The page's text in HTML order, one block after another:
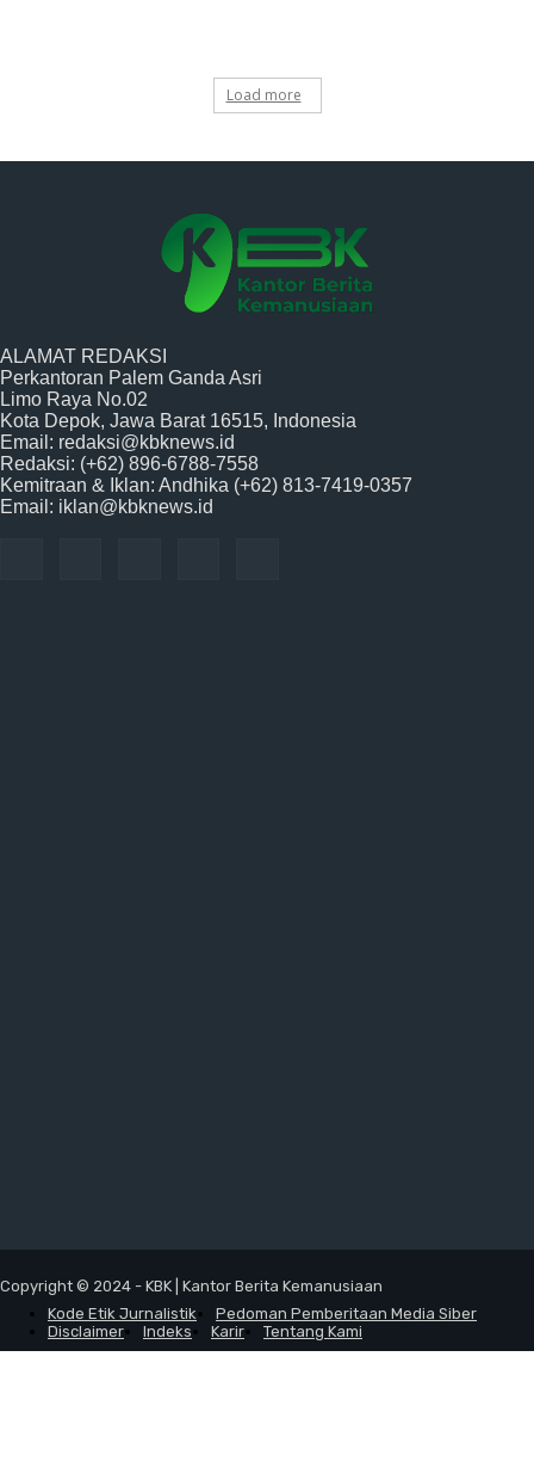
Load more
ALAMAT REDAKSI
Perkantoran Palem Ganda Asri
Limo Raya No.02
Kota Depok, Jawa Barat 16515, Indonesia
Email: redaksi@kbknews.id
Redaksi: (+62) 896-6788-7558
Kemitraan & Iklan: Andhika (+62) 813-7419-0357
Email: iklan@kbknews.id
Copyright © 2024 - KBK | Kantor Berita Kemanusiaan
Kode Etik Jurnalistik
Pedoman Pemberitaan Media Siber
Disclaimer
Indeks Karir Tentang Kami